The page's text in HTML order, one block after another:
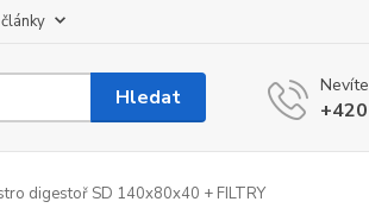
Hledat
digestoř SD 140x80x40 + FILTRY